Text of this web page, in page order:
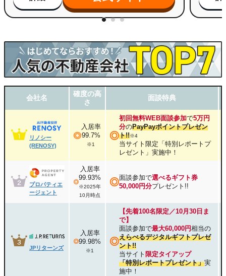
会社名
確度の高
さ
面談特典
リノシー
(RENOSY)
入居率
99.7%
※1
初回無料WEB面談参加で5万円
分のPayPayポイントプレゼン
ト!!※4
当サイト限定「特別レポートプ
レゼント」実施中！
プロパティエ
ージェント
入居率
99.93%
※2025年
10月時点
面談参加で選べるギフト券
50,000円分プレゼント!!
JPリターンズ
入居率
99.98%
※1
【先着100名限定／10月30日ま
で】
面談参加で最大60,000円相当の
えらべるデジタルギフトプレゼ
ント!!
当サイト 限定タイアップ
「特別レポートプレゼント」実
施中！